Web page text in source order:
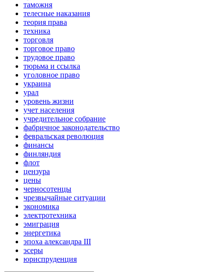
таможня
телесные наказания
теория права
техника
торговля
торговое право
трудовое право
тюрьма и ссылка
уголовное право
украина
урал
уровень жизни
учет населения
учредительное собрание
фабричное законодательство
февральская революция
финансы
финляндия
флот
цензура
цены
черносотенцы
чрезвычайные ситуации
экономика
электротехника
эмиграция
энергетика
эпоха александра III
эсеры
юриспруденция